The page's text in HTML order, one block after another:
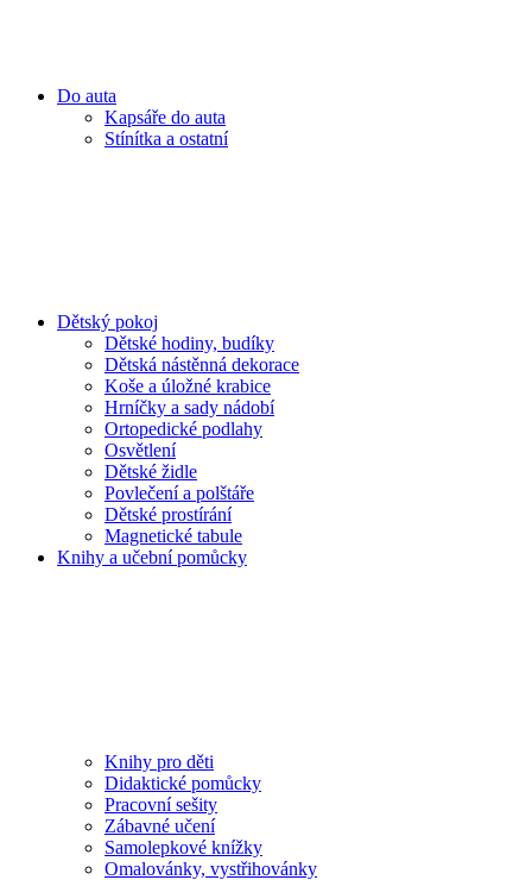
Do auta
Kapsáře do auta
Stínítka a ostatní
Dětský pokoj
Dětské hodiny, budíky
Dětská nástěnná dekorace
Koše a úložné krabice
Hrníčky a sady nádobí
Ortopedické podlahy
Osvětlení
Dětské židle
Povlečení a polštáře
Dětské prostírání
Magnetické tabule
Knihy a učební pomůcky
Knihy pro děti
Didaktické pomůcky
Pracovní sešity
Zábavné učení
Samolepkové knížky
Omalovánky, vystřihovánky